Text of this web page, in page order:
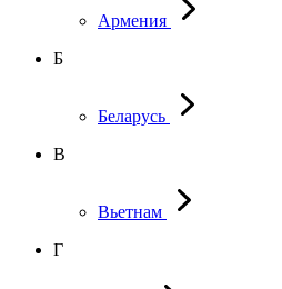
Армения
Б
Беларусь
В
Вьетнам
Г